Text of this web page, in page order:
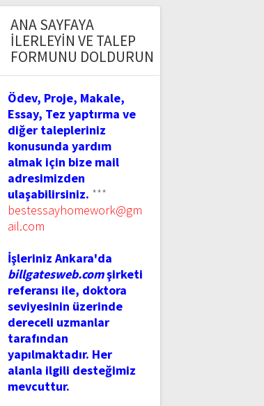
ANA SAYFAYA
İLERLEYIN VE TALEP
FORMUNU DOLDURUN
Ödev, Proje, Makale,
Essay, Tez yaptırma ve
diğer talepleriniz
konusunda yardım
almak için bize mail
adresimizden
ulaşabilirsiniz. ***
bestessayhomework@gm
ail.com
İşleriniz Ankara'da
billgatesweb.comşirketi
referansı ile, doktora
seviyesinin üzerinde
dereceli uzmanlar
tarafından
yapılmaktadır. Her
alanla ilgili desteğimiz
mevcuttur.